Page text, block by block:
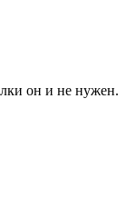
он и не нужен.